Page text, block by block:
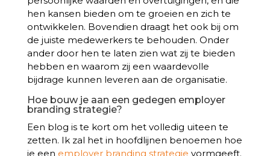
hen kansen bieden om te groeien en zich te
ontwikkelen. Bovendien draagt het ook bij om
de juiste medewerkers te behouden. Onder
ander door hen te laten zien wat zij te bieden
hebben en waarom zij een waardevolle
bijdrage kunnen leveren aan de organisatie.
Hoe bouw je aan een gedegen employer
branding strategie?
Een blog is te kort om het volledig uiteen te
zetten. Ik zal het in hoofdlijnen benoemen hoe
je een employer branding strategie vormgeeft.